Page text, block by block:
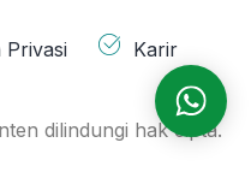
Privasi Karir
dilindungi hak cipta.